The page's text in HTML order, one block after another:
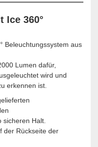
Ice 360°
Beleuchtungssystem aus
Lumen dafür,
wird und
erkennen ist.
sicheren Halt.
der Rückseite der